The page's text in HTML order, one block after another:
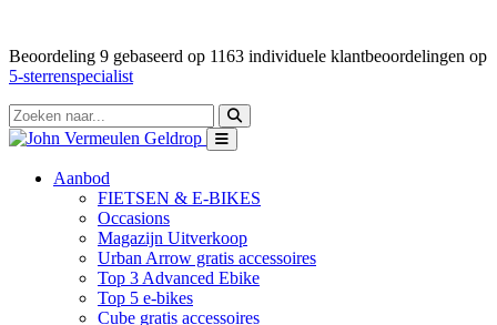
Beoordeling 9 gebaseerd op 1163 individuele klantbeoordelingen op
5-sterrenspecialist
Aanbod
FIETSEN & E-BIKES
Occasions
Magazijn Uitverkoop
Urban Arrow gratis accessoires
Top 3 Advanced Ebike
Top 5 e-bikes
Cube gratis accessoires